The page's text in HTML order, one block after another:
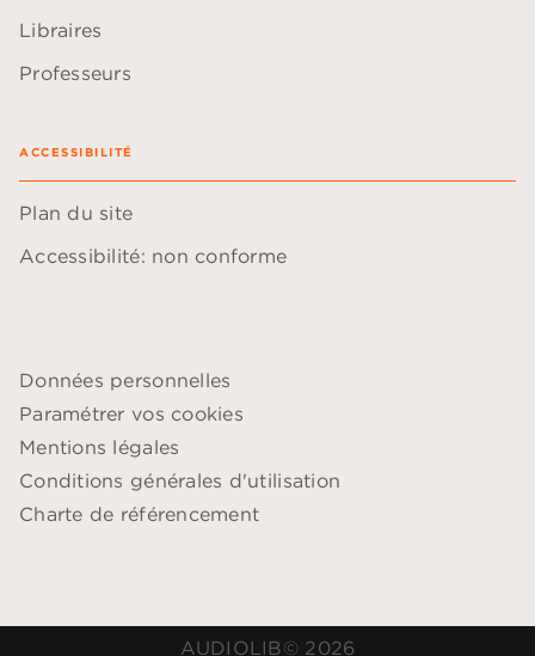
Libraires
Professeurs
ACCESSIBILITÉ
Plan du site
Accessibilité: non conforme
Données personnelles
Paramétrer vos cookies
Mentions légales
Conditions générales d'utilisation
Charte de référencement
AUDIOLIB© 2026